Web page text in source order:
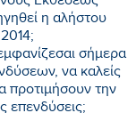
η αλήστου
σήμερα
να καλείς
προτιμήσουν την
επενδύσεις;